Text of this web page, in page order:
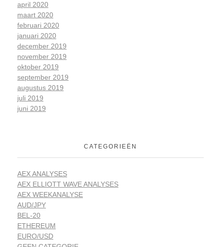
april 2020
maart 2020
februari 2020
januari 2020
december 2019
november 2019
oktober 2019
september 2019
augustus 2019
juli 2019
juni 2019
CATEGORIEËN
AEX ANALYSES
AEX ELLIOTT WAVE ANALYSES
AEX WEEKANALYSE
AUD/JPY
BEL-20
ETHEREUM
EURO/USD